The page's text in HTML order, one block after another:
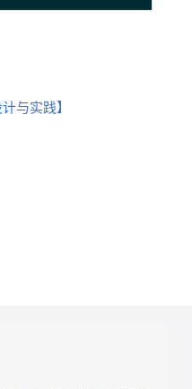
与实践】